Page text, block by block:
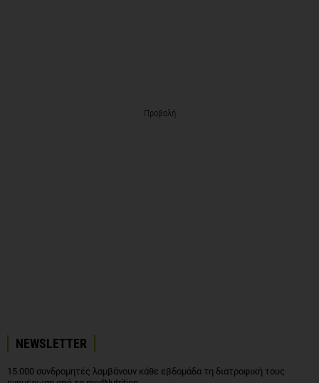
Προβολή
NEWSLETTER
15.000 συνδρομητές λαμβάνουν κάθε εβδομάδα τη διατροφική τους